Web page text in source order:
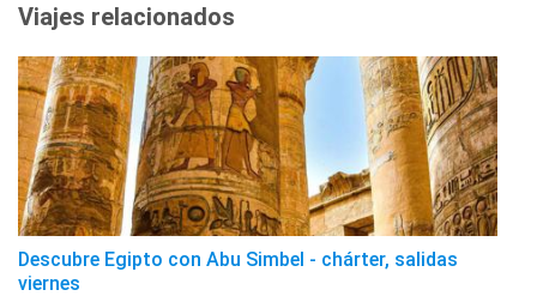
Viajes relacionados
Descubre Egipto con Abu Simbel - chárter, salidas
viernes